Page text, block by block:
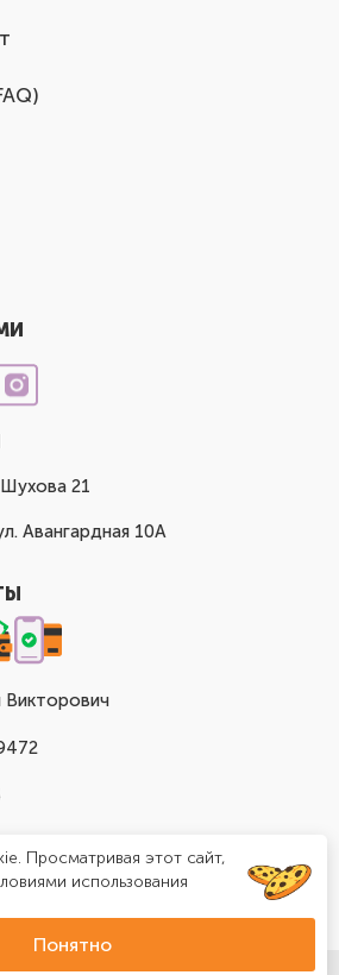
21
Авангардная 10А
Викторович
Просматривая этот сайт,
использования
Понятно